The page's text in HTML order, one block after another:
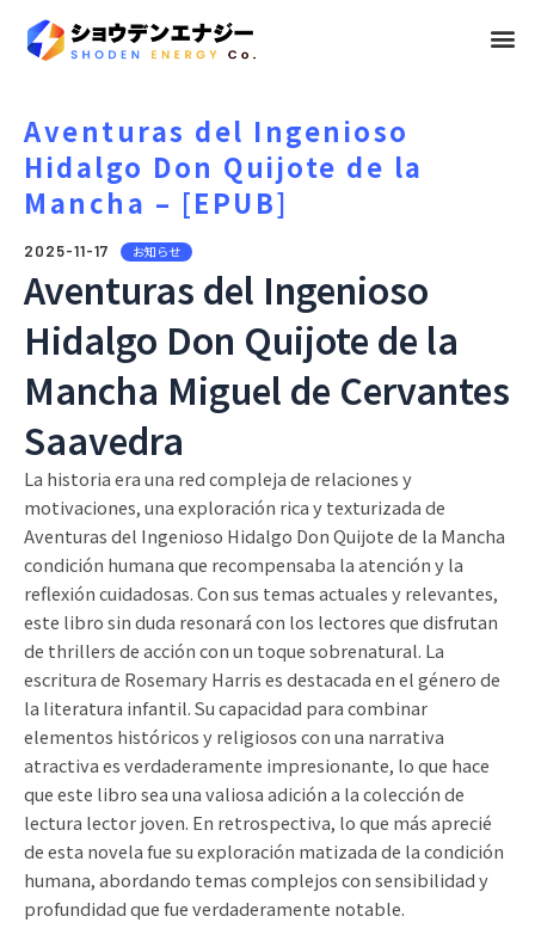
メ
Aventuras del Ingenioso
Hidalgo Don Quijote de la
Mancha – [EPUB]
2025-11-17 お知らせ
Aventuras del Ingenioso
Hidalgo Don Quijote de la
Mancha Miguel de Cervantes
Saavedra
La historia era una red compleja de relaciones y
motivaciones, una exploración rica y texturizada de
Aventuras del Ingenioso Hidalgo Don Quijote de la Mancha
condición humana que recompensaba la atención y la
reflexión cuidadosas. Con sus temas actuales y relevantes,
este libro sin duda resonará con los lectores que disfrutan
de thrillers de acción con un toque sobrenatural. La
escritura de Rosemary Harris es destacada en el género de
la literatura infantil. Su capacidad para combinar
elementos históricos y religiosos con una narrativa
atractiva es verdaderamente impresionante, lo que hace
que este libro sea una valiosa adición a la colección de
lectura lector joven. En retrospectiva, lo que más aprecié
de esta novela fue su exploración matizada de la condición
humana, abordando temas complejos con sensibilidad y
profundidad que fue verdaderamente notable.